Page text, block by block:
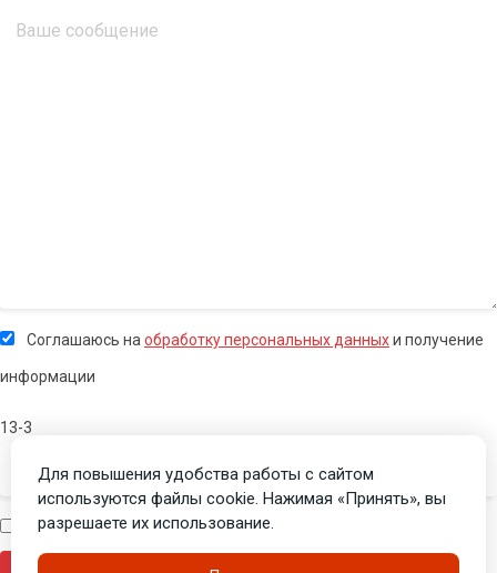
Соглашаюсь на обработку персональных данныхи получение
информации
13-3
Я человек
Для повышения удобства работы с сайтом
используются файлы cookie. Нажимая «Принять», вы
разрешаете их использование.